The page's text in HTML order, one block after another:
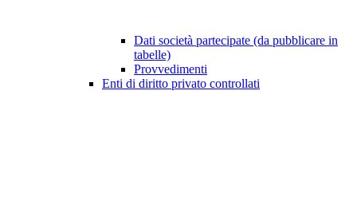
Dati società partecipate (da pubblicare in
tabelle)
Provvedimenti
Enti di diritto privato controllati